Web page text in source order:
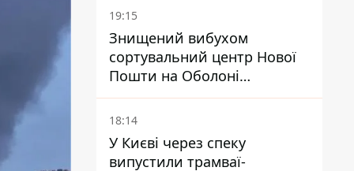
19:15
Знищений вибухом
сортувальний центр Нової
Пошти на Оболоні
запрацював - видають
посилки
18:14
У Києві через спеку
випустили трамваї-